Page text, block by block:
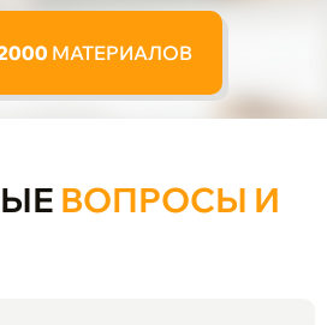
МАТЕРИАЛОВ
ВОПРОСЫ И